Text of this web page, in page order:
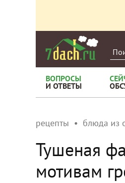
ВОПРОСЫ
И ОТВЕТЫ
рецепты блюда из
Тушеная
мотивам